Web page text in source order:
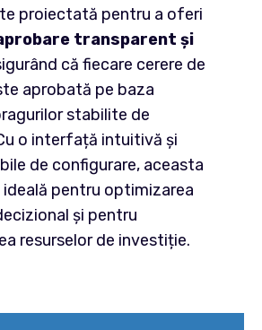
proiectată pentru a oferi
transparent și
că fiecare cerere de
aprobată pe baza
stabilite de
o interfață intuitivă și
de configurare, aceasta
pentru optimizarea
și pentru
resurselor de investiție.